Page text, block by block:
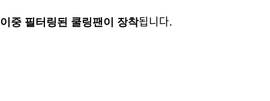
이중 필터링된 쿨링팬이 장착됩니다.